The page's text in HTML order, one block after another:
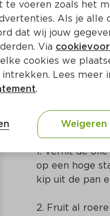
Midden-Oosters
1. Verhit de
op een hoge
kip uit de pan
2. Fruit al
te voeren zoals het
Als je alle
dat wij jouw
Via
cookies we
Lees meer
.
Weigeren